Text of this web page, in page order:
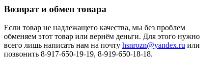
Возврат и обмен товара
Если товар не надлежащего качества, мы без проблем
обменяем этот товар или вернём деньги. Для этого нужно
всего лишь написать нам на почту hsnrozn@yandex.ru или
позвонить 8-917-650-19-19, 8-919-650-18-18.